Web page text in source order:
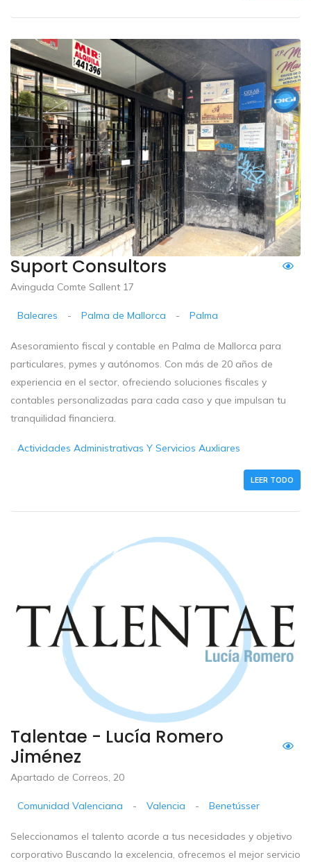
Suport Consultors
Avinguda Comte Sallent 17
Baleares - Palma de Mallorca - Palma
Asesoramiento fiscal y contable en Palma de Mallorca para
particulares, pymes y autónomos. Con más de 20 años de
experiencia en el sector, ofreciendo soluciones fiscales y
contables personalizadas para cada caso y que impulsan tu
tranquilidad financiera.
Actividades Administrativas Y Servicios Auxliares
LEER TODO
Talentae - Lucía Romero
Jiménez
Apartado de Correos, 20
Comunidad Valenciana - Valencia - Benetússer
Seleccionamos el talento acorde a tus necesidades y objetivo
corporativo Buscando la excelencia, ofrecemos el mejor servicio